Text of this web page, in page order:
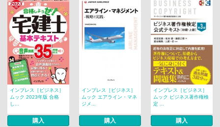
インプレス［ビジネス］
ムック 2023年版 合格
し...
購入
インプレス［ビジネス］
ムック エアライン・マネ
ジメ...
購入
インプレス［ビジネス］
ムック ビジネス著作権検
定 ...
購入